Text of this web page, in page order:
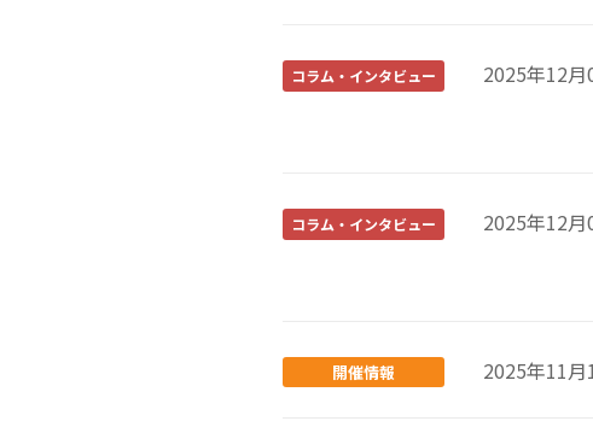
コラム・インタビュー 2025年12月
コラム・インタビュー 2025年12月
開催情報 2025年11月